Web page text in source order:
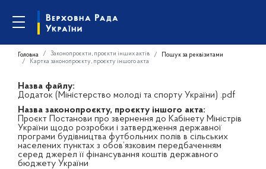
Головна Законопроєкти, проєкти інших актів
Пошук за реквізитами
Картка законопроєкту, проєкту іншого акта
Назва файлу:
Додаток (Міністерство молоді та спорту України) .pdf
Назва законопроєкту, проєкту іншого акта:
Проєкт Постанови про звернення до Кабінету Міністрів
України щодо розробки і затвердження державної
програми будівництва футбольних полів в сільських
населених пунктах з обов’язковим передбаченням
серед джерел її фінансування коштів державного
бюджету України